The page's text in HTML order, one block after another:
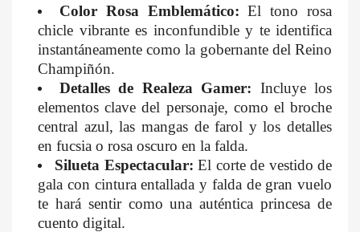
Color Rosa Emblemático: El tono rosa
chicle vibrante es inconfundible y te identifica
instantáneamente como la gobernante del Reino
Champiñón.
Detalles de Realeza Gamer: Incluye los
elementos clave del personaje, como el broche
central azul, las mangas de farol y los detalles
en fucsia o rosa oscuro en la falda.
Silueta Espectacular: El corte de vestido de
gala con cintura entallada y falda de gran vuelo
te hará sentir como una auténtica princesa de
cuento digital.